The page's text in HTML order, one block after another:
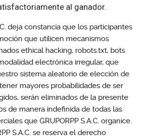
al ganador.
deja constancia que los participantes
que utilicen mecanismos
ethical hacking, robots.txt, bots
electrónica irregular, que
sistema aleatorio de elección de
mayores probabilidades de ser
serán eliminados de la presente
de manera indefinida de todas las
que GRUPORPP S.A.C. organice.
S.A.C. se reserva el derecho